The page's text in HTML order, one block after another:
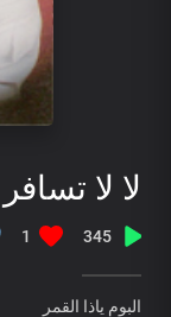
لا لا تسافر
345
1
البوم ياذا القمر